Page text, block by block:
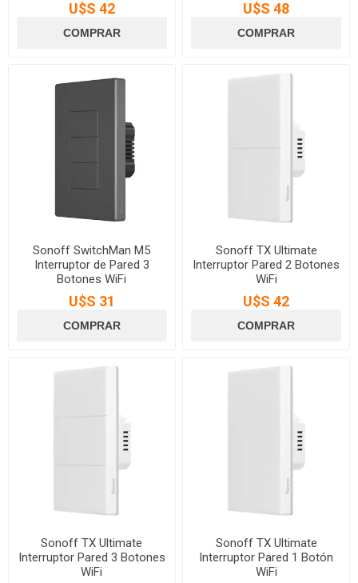
U$S 42 U$S 48
Sonoff SwitchMan M5
Interruptor de Pared 3
Botones WiFi
U$S 31
Sonoff TX Ultimate
Interruptor Pared 2 Botones
WiFi
U$S 42
Sonoff TX Ultimate
Interruptor Pared 3 Botones
WiFi
Sonoff TX Ultimate
Interruptor Pared 1 Botón
WiFi